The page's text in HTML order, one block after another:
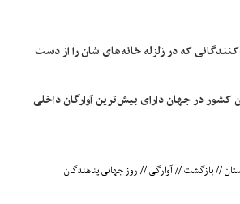
که در زلزله خانه‌های‌ شان را از دست
در جهان دارای بیش‌ترین آوارگان‌ داخلی
//بازگشت//آوارگی//روز جهانی پناهندگان